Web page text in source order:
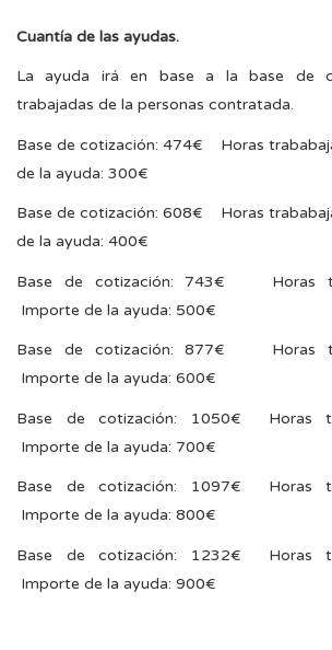
Cuantía de las ayudas.
La ayuda irá en base a la base de
trabajadas de la personas contratada.
Base de cotización: 474€ Horas
de la ayuda: 300€
Base de cotización: 608€ Horas
de la ayuda: 400€
Base de cotización: 743€ Horas
Importe de la ayuda: 500€
Base de cotización: 877€ Horas
Importe de la ayuda: 600€
Base de cotización: 1050€ Horas
Importe de la ayuda: 700€
Base de cotización: 1097€ Horas
Importe de la ayuda: 800€
Base de cotización: 1232€ Horas
Importe de la ayuda: 900€